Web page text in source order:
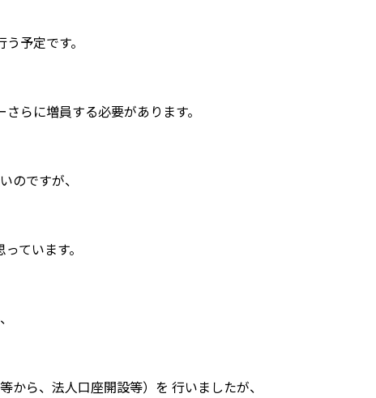
予定です。
らに増員する必要があります。
のですが、
ています。
から、法人口座開設等）を 行いましたが、